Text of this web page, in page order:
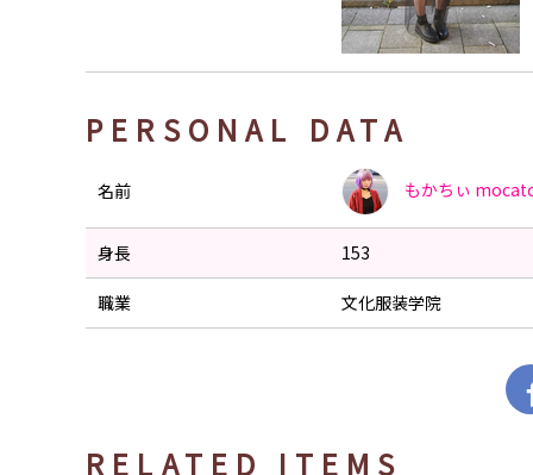
PERSONAL DATA
名前 もかちぃ
身長 153
職業 文化服装学院
RELATED ITEMS